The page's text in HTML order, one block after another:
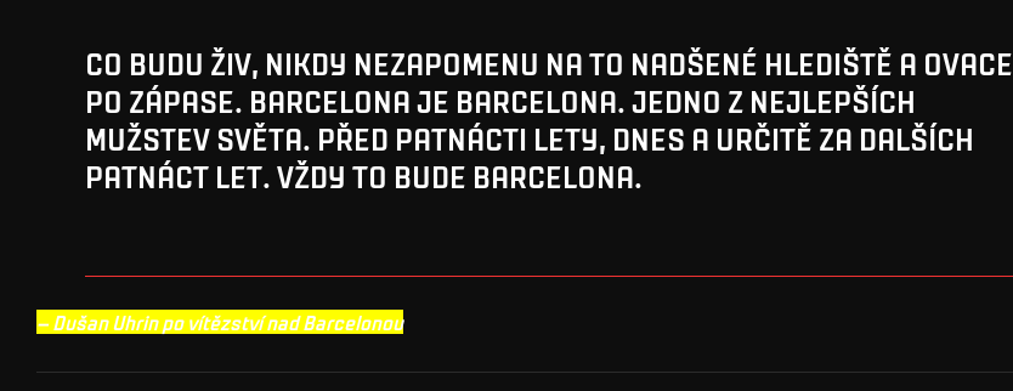
CO BUDU ŽIV, NIKDY NEZAPOMENU NA TO NADŠENÉ HLEDIŠTĚ A OVACE
PO ZÁPASE. BARCELONA JE BARCELONA. JEDNO Z NEJLEPŠÍCH
MUŽSTEV SVĚTA. PŘED PATNÁCTI LETY, DNES A URČITĚ ZA DALŠÍCH
PATNÁCT LET. VŽDY TO BUDE BARCELONA.
– Dušan Uhrin po vítězství nad Barcelonou